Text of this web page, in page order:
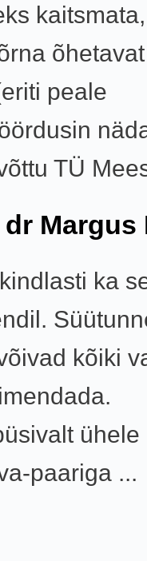
peale
TÜ
dr Margus
ka
kõiki
paariga ...